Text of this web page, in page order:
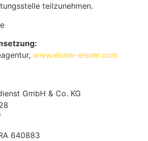
teilzunehmen.
www.elsner-elsner.com
GmbH & Co. KG
640883